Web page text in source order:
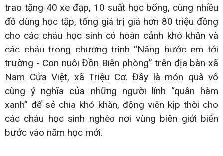
trao tặng 40 xe đạp, 10 suất học bổng, cùng nhiều
đồ dùng học tập, tổng giá trị giá hơn 80 triệu đồng
cho các cháu học sinh có hoàn cảnh khó khăn và
các cháu trong chương trình “Nâng bước em tới
trường - Con nuôi Đồn Biên phòng” trên địa bàn xã
Nam Cửa Việt, xã Triệu Cơ. Đây là món quà vô
cùng ý nghĩa của những người lính “quân hàm
xanh” để sẻ chia khó khăn, động viên kịp thời cho
các cháu học sinh nghèo nơi vùng biên giới biển
bước vào năm học mới.